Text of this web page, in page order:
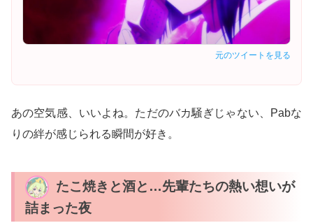
元のツイートを見る
あの空気感、いいよね。ただのバカ騒ぎじゃない、Pabな
りの絆が感じられる瞬間が好き。
たこ焼きと酒と…先輩たちの熱い想いが
詰まった夜